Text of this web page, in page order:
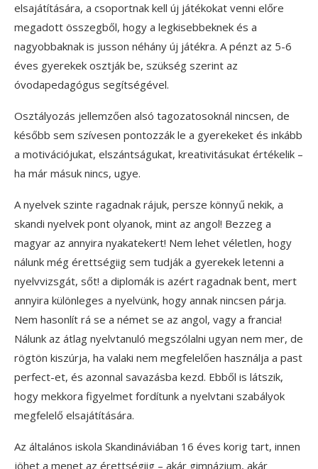
elsajátítására, a csoportnak kell új játékokat venni előre
megadott összegből, hogy a legkisebbeknek és a
nagyobbaknak is jusson néhány új játékra. A pénzt az 5-6
éves gyerekek osztják be, szükség szerint az
óvodapedagógus segítségével.
Osztályozás jellemzően alsó tagozatosoknál nincsen, de
később sem szívesen pontozzák le a gyerekeket és inkább
a motivációjukat, elszántságukat, kreativitásukat értékelik –
ha már másuk nincs, ugye.
A nyelvek szinte ragadnak rájuk, persze könnyű nekik, a
skandi nyelvek pont olyanok, mint az angol! Bezzeg a
magyar az annyira nyakatekert! Nem lehet véletlen, hogy
nálunk még érettségiig sem tudják a gyerekek letenni a
nyelvvizsgát, sőt! a diplomák is azért ragadnak bent, mert
annyira különleges a nyelvünk, hogy annak nincsen párja.
Nem hasonlít rá se a német se az angol, vagy a francia!
Nálunk az átlag nyelvtanuló megszólalni ugyan nem mer, de
rögtön kiszúrja, ha valaki nem megfelelően használja a past
perfect-et, és azonnal savazásba kezd. Ebből is látszik,
hogy mekkora figyelmet fordítunk a nyelvtani szabályok
megfelelő elsajátítására.
Az általános iskola Skandináviában 16 éves korig tart, innen
jöhet a menet az érettségiig – akár gimnázium, akár